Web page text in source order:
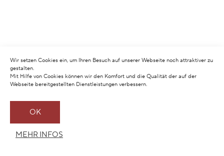
Wir setzen Cookies ein, um Ihren Besuch auf unserer Webseite noch attraktiver zu
gestalten.
Mit Hilfe von Cookies können wir den Komfort und die Qualität der auf der
Webseite bereitgestellten Dienstleistungen verbessern.
OK
MEHR INFOS